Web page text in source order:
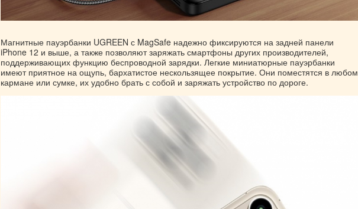
Магнитные пауэрбанки UGREEN с MagSafe надежно фиксируются на задней панели
iPhone 12 и выше, а также позволяют заряжать смартфоны других производителей,
поддерживающих функцию беспроводной зарядки. Легкие миниатюрные пауэрбанки
имеют приятное на ощупь, бархатистое нескользящее покрытие. Они поместятся в любом
кармане или сумке, их удобно брать с собой и заряжать устройство по дороге.